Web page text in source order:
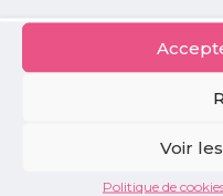
Voir
Politique de
Permanence d’aide à